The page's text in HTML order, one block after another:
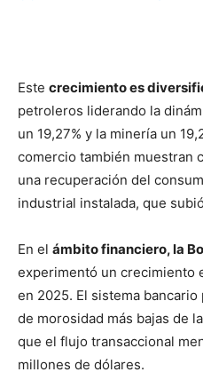
Este crecimiento es
petroleros liderando la
un 19,27% y la minería un
comercio también muestran
una recuperación del
industrial instalada, que
En el ámbito financiero, la
experimentó un crecimiento
en 2025. El sistema
de morosidad más bajas de
que el flujo transaccional
millones de dólares.